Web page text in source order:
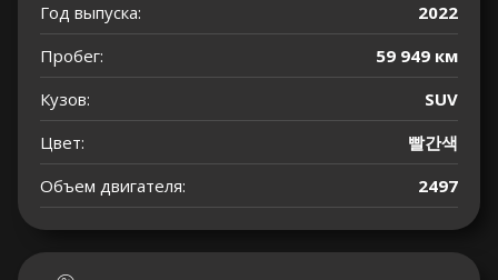
Год выпуска:
2022
Пробег:
59 949 км
Кузов:
SUV
Цвет:
빨간색
Объем двигателя:
2497